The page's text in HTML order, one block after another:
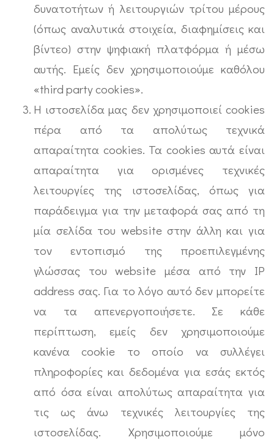
δυνατοτήτων ή λειτουργιών τρίτου μέρους
(όπως αναλυτικά στοιχεία, διαφημίσεις και
βίντεο) στην ψηφιακή πλατφόρμα ή μέσω
αυτής. Εμείς δεν χρησιμοποιούμε καθόλου
«third party cookies».
Η ιστοσελίδα μας δεν χρησιμοποιεί cookies
πέρα από τα απολύτως τεχνικά
απαραίτητα cookies. Τα cookies αυτά είναι
απαραίτητα για ορισμένες τεχνικές
λειτουργίες της ιστοσελίδας, όπως για
παράδειγμα για την μεταφορά σας από τη
μία σελίδα του website στην άλλη και για
τον εντοπισμό της προεπιλεγμένης
γλώσσας του website μέσα από την IP
address σας. Για το λόγο αυτό δεν μπορείτε
να τα απενεργοποιήσετε. Σε κάθε
περίπτωση, εμείς δεν χρησιμοποιούμε
κανένα cookie το οποίο να συλλέγει
πληροφορίες και δεδομένα για εσάς εκτός
από όσα είναι απολύτως απαραίτητα για
τις ως άνω τεχνικές λειτουργίες της
ιστοσελίδας. Χρησιμοποιούμε μόνο